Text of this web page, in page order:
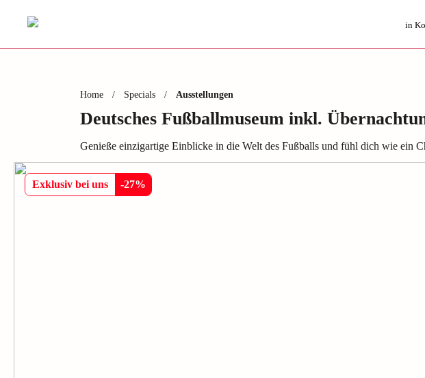
in
Home / Specials / Ausstellungen
Deutsches Fußballmuseum inkl.
Genieße einzigartige Einblicke in die Welt des Fußballs und fühl dich wie ein
Exklusiv bei uns -27%